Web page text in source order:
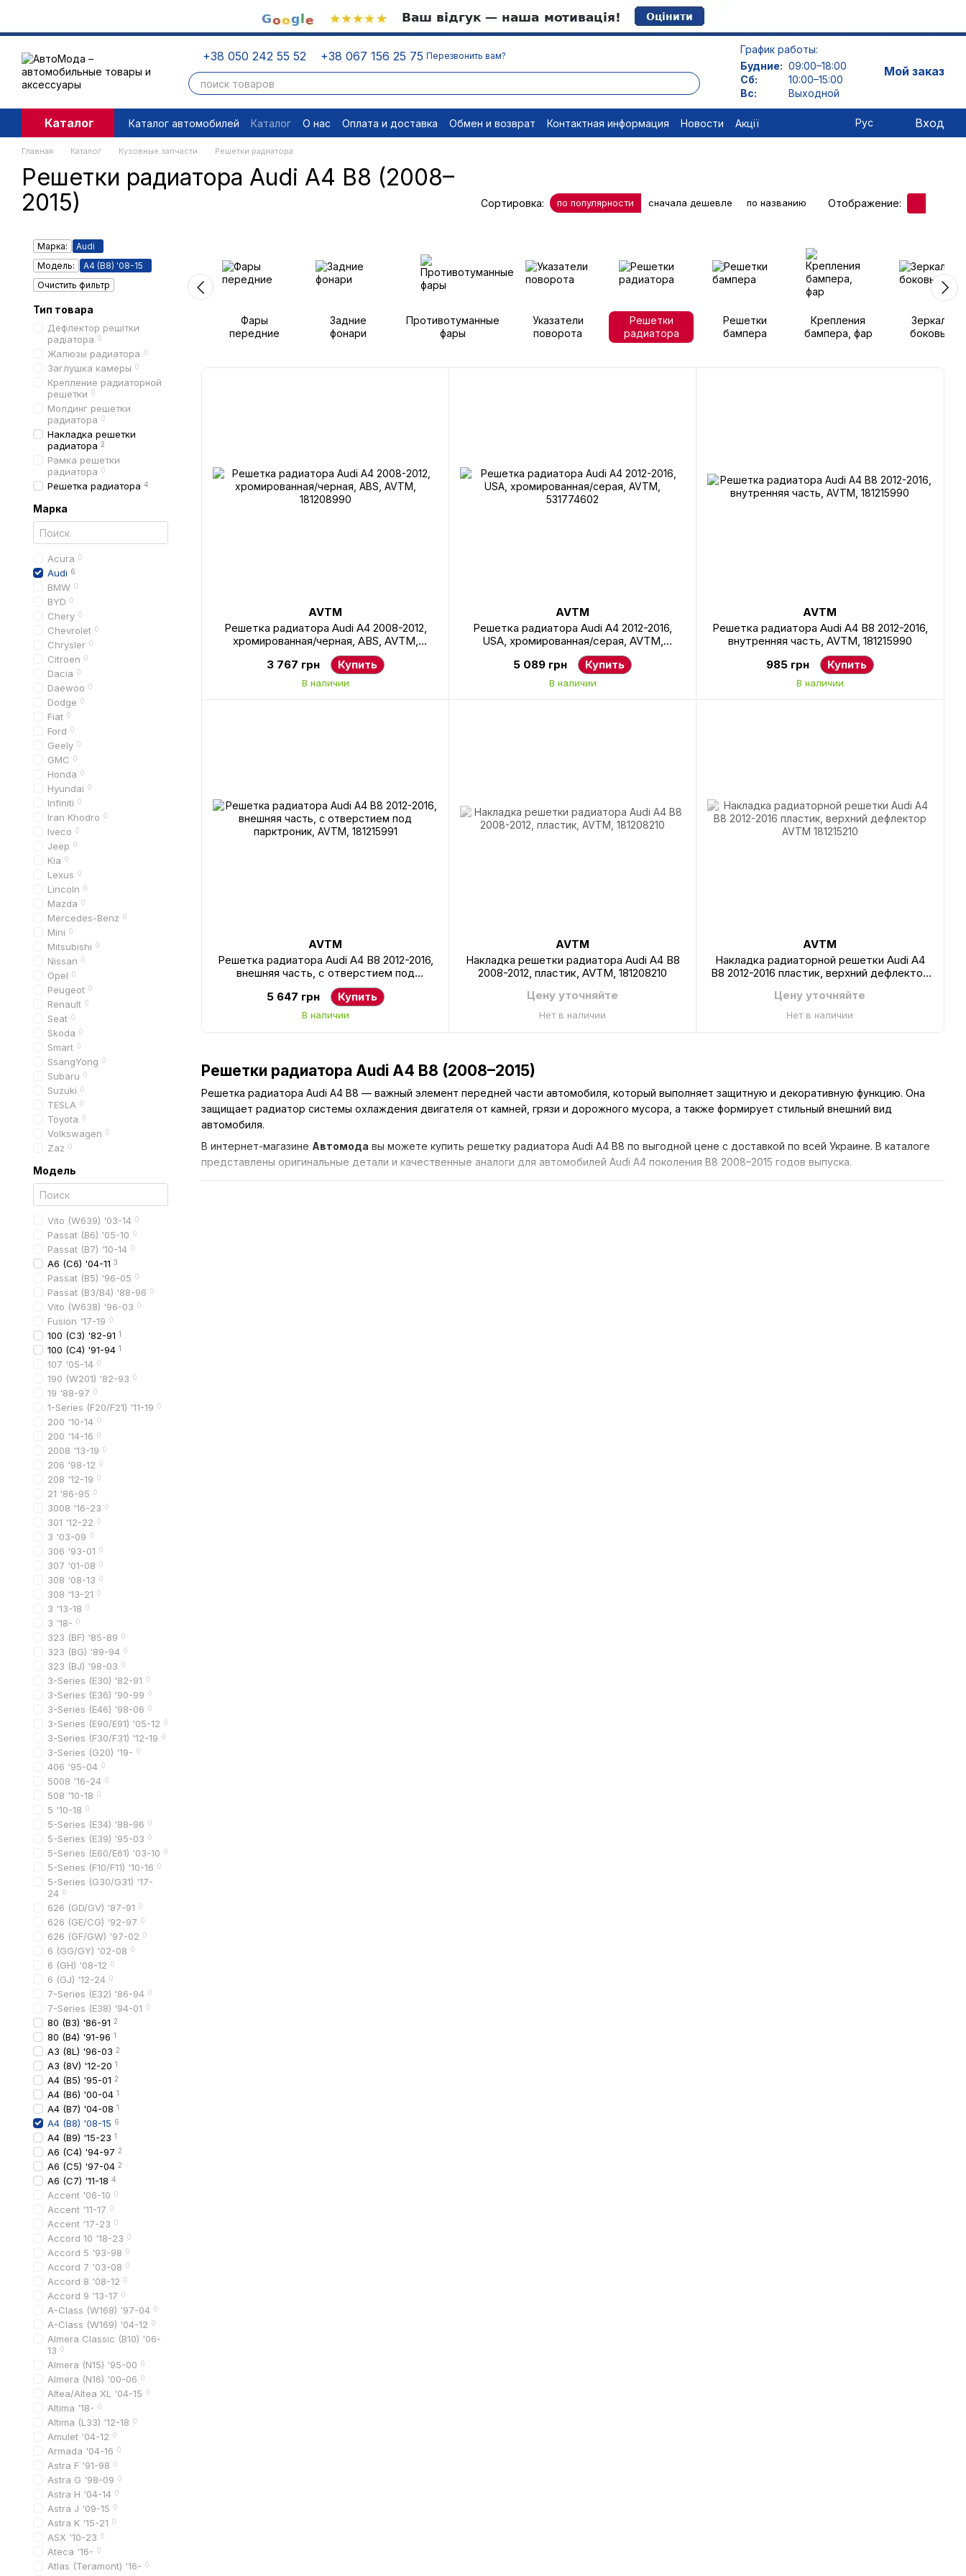
+38 050 242 55 52 +38 067 156 25 75 Перезвонить вам?
График работы:
Будние: 09:00–18:00
Сб:
10:00–15:00
Вс:
Выходной
Мой заказ
Каталог Каталог автомобилей Каталог О нас Оплата и доставка Обмен и возврат Контактная информация Новости
Акції
Пользовательское соглашение
Правовые документы Отписаться
Рус Вход
Главная Каталог Кузовные запчасти Решетки радиатора
Решетки радиатора Audi A4 B8 (2008–
2015)
Сортировка: по популярности сначала дешевле по названию Отображение:
Фары
передние
Задние
фонари
Противотуманные
фары
Указатели
поворота
Решетки
радиатора
Решетки
бампера
Крепления
бампера, фар
Зеркала
боковые
Решетки радиатора Audi A4 B8 (2008–2015)
Решетка радиатора Audi A4 B8 — важный элемент передней части автомобиля, который выполняет защитную и декоративную функцию. Она
защищает радиатор системы охлаждения двигателя от камней, грязи и дорожного мусора, а также формирует стильный внешний вид
автомобиля.
В интернет-магазине Автомода вы можете купить решетку радиатора Audi A4 B8 по выгодной цене с доставкой по всей Украине. В каталоге
представлены оригинальные детали и качественные аналоги для автомобилей Audi A4 поколения B8 2008–2015 годов выпуска.
AVTM
Решетка радиатора Audi A4 2008-2012,
хромированная/черная, ABS, AVTM,
181208990
3 767 грн Купить
В наличии
AVTM
Решетка радиатора Audi A4 2012-2016,
USA, хромированная/серая, AVTM,
531774602
5 089 грн Купить
В наличии
AVTM
Решетка радиатора Audi A4 B8 2012-2016,
внутренняя часть, AVTM, 181215990
985 грн
Купить
В наличии
AVTM
Решетка радиатора Audi A4 B8 2012-2016,
внешняя часть, с отверстием под
парктроник, AVTM, 181215991
5 647 грн Купить
В наличии
AVTM
Накладка решетки радиатора Audi A4 B8
2008-2012, пластик, AVTM, 181208210
Цену уточняйте
Нет в наличии
AVTM
Накладка радиаторной решетки Audi A4
B8 2012-2016 пластик, верхний дефлектор
Цену уточняйте
Нет в наличии
Марка:
Audi
Модель:
A4 (B8) '08-15
Очистить фильтр
Тип товара
Дефлектор решітки
радіатора 0
Жалюзы радиатора 0
Заглушка камеры 0
Крепление радиаторной
решетки 0
Молдинг решетки
радиатора 0
Накладка решетки
радиатора 2
Рамка решетки
радиатора 0
Решетка радиатора 4
Марка
Acura 0
Audi 6
BMW 0
BYD 0
Chery 0
Chevrolet 0
Chrysler 0
Citroen 0
Dacia 0
Daewoo 0
Dodge 0
Fiat 0
Ford 0
Geely 0
GMC 0
Honda 0
Hyundai 0
Infiniti 0
Iran Khodro 0
Iveco 0
Jeep 0
Kia 0
Lexus 0
Lincoln 0
Mazda 0
Mercedes-Benz 0
Mini 0
Mitsubishi 0
Nissan 0
Opel 0
Peugeot 0
Renault 0
Seat 0
Skoda 0
Smart 0
SsangYong 0
Subaru 0
Suzuki 0
TESLA 0
Toyota 0
Volkswagen 0
Zaz 0
Модель
Vito (W639) '03-14 0
Passat (B6) '05-10 0
Passat (B7) '10-14 0
A6 (C6) '04-11 3
Passat (B5) '96-05 0
Passat (B3/B4) '88-96 0
Vito (W638) '96-03 0
Fusion '17-19 0
100 (C3) '82-91 1
100 (C4) '91-94 1
107 '05-14 0
190 (W201) '82-93 0
19 '88-97 0
1-Series (F20/F21) '11-19 0
200 '10-14 0
200 '14-16 0
2008 '13-19 0
206 '98-12 0
208 '12-19 0
21 '86-95 0
3008 '16-23 0
301 '12-22 0
3 '03-09 0
306 '93-01 0
307 '01-08 0
308 '08-13 0
308 '13-21 0
3 '13-18 0
3 '18- 0
323 (BF) '85-89 0
323 (BG) '89-94 0
323 (BJ) '98-03 0
3-Series (E30) '82-91 0
3-Series (E36) '90-99 0
3-Series (E46) '98-06 0
3-Series (E90/E91) '05-12 0
3-Series (F30/F31) '12-19 0
3-Series (G20) '19- 0
406 '95-04 0
5008 '16-24 0
508 '10-18 0
5 '10-18 0
5-Series (E34) '88-96 0
5-Series (E39) '95-03 0
5-Series (E60/E61) '03-10 0
5-Series (F10/F11) '10-16 0
5-Series (G30/G31) '17-
24 0
626 (GD/GV) '87-91 0
626 (GE/CG) '92-97 0
626 (GF/GW) '97-02 0
6 (GG/GY) '02-08 0
6 (GH) '08-12 0
6 (GJ) '12-24 0
7-Series (E32) '86-94 0
7-Series (E38) '94-01 0
80 (B3) '86-91 2
80 (B4) '91-96 1
A3 (8L) '96-03 2
A3 (8V) '12-20 1
A4 (B5) '95-01 2
A4 (B6) '00-04 1
A4 (B7) '04-08 1
A4 (B8) '08-15 6
A4 (B9) '15-23 1
A6 (C4) '94-97 2
A6 (C5) '97-04 2
A6 (C7) '11-18 4
Accent '06-10 0
Accent '11-17 0
Accent '17-23 0
Accord 10 '18-23 0
Accord 5 '93-98 0
Accord 7 '03-08 0
Accord 8 '08-12 0
Accord 9 '13-17 0
A-Class (W168) '97-04 0
A-Class (W169) '04-12 0
Almera Classic (B10) '06-
13 0
Almera (N15) '95-00 0
Almera (N16) '00-06 0
Altea/Altea XL '04-15 0
Altima '18- 0
Altima (L33) '12-18 0
Amulet '04-12 0
Armada '04-16 0
Astra F '91-98 0
Astra G '98-09 0
Astra H '04-14 0
Astra J '09-15 0
Astra K '15-21 0
ASX '10-23 0
Ateca '16- 0
Atlas (Teramont) '16- 0